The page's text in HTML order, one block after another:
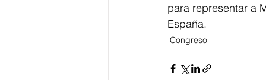
para representar a
España.
Congreso